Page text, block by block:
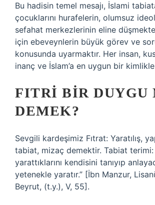
Bu hadisin temel mesajı, İslami
çocuklarını hurafelerin, olumsuz
sefahat merkezlerinin eline
için ebeveynlerin büyük görev ve
konusunda uyarmaktır. Her insan,
inanç ve İslam’a en uygun bir
FITRI BIR DUYGU
DEMEK?
Sevgili kardeşimiz Fıtrat: Yaratılış,
tabiat, mizaç demektir. Tabiat terimi:
yarattıklarını kendisini tanıyıp
yetenekle yaratır.” [İbn Manzur,
Beyrut, (t.y.), V, 55].